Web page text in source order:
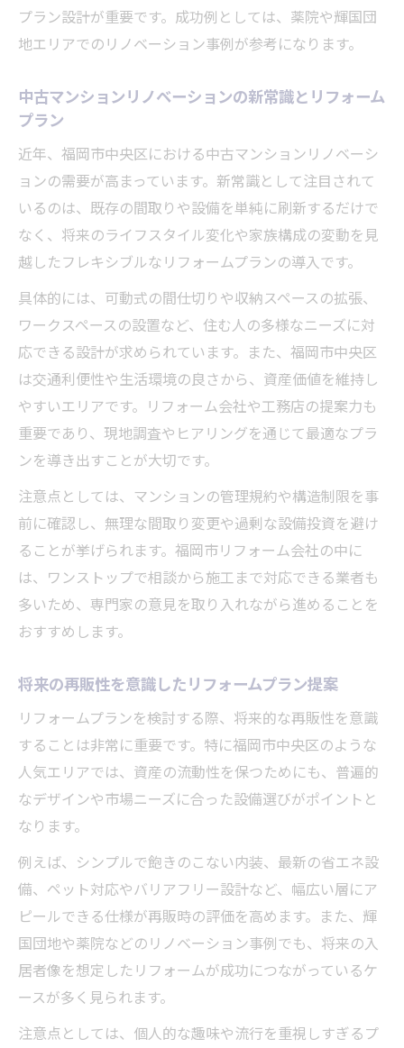
福岡市の中古マンションに合うリフォーム
プラン提案
レードアップ
コツ
リフォームプランで暮らしやすさを実現す
る工夫
性
家族構成に合ったリフォームプランの提案
法
水まわり優先のリフォームプランが快適生
活の鍵
将来を見据えたリフォームプランの立て方
コスト配分で失敗しないリフォームプラン実践
法
リフォームプランで賢くコスト配分するコ
ツ
費用対効果を高めるリフォームプランの選
び方
戦略
フルリノベーションと部分リフォーム比較
のポイント
リフォームプランと費用バランスの最適化
方法
補助金も活用した家づくりの最新アプローチ
補助金とリフォームプランの賢い活用法解
説
最新の補助金制度とリフォームプラン情報
リフォームプランでお得に進める家づくり
の方法
補助金対象工事を取り入れたリフォームプ
ラン
プラン設計が重要です。成功例としては、薬院や輝国団
地エリアでのリノベーション事例が参考になります。
中古マンションリノベーションの新常識とリフォーム
プラン
近年、福岡市中央区における中古マンションリノベーシ
ョンの需要が高まっています。新常識として注目されて
いるのは、既存の間取りや設備を単純に刷新するだけで
なく、将来のライフスタイル変化や家族構成の変動を見
越したフレキシブルなリフォームプランの導入です。
具体的には、可動式の間仕切りや収納スペースの拡張、
ワークスペースの設置など、住む人の多様なニーズに対
応できる設計が求められています。また、福岡市中央区
は交通利便性や生活環境の良さから、資産価値を維持し
やすいエリアです。リフォーム会社や工務店の提案力も
重要であり、現地調査やヒアリングを通じて最適なプラ
ンを導き出すことが大切です。
注意点としては、マンションの管理規約や構造制限を事
前に確認し、無理な間取り変更や過剰な設備投資を避け
ることが挙げられます。福岡市リフォーム会社の中に
は、ワンストップで相談から施工まで対応できる業者も
多いため、専門家の意見を取り入れながら進めることを
おすすめします。
将来の再販性を意識したリフォームプラン提案
リフォームプランを検討する際、将来的な再販性を意識
することは非常に重要です。特に福岡市中央区のような
人気エリアでは、資産の流動性を保つためにも、普遍的
なデザインや市場ニーズに合った設備選びがポイントと
なります。
例えば、シンプルで飽きのこない内装、最新の省エネ設
備、ペット対応やバリアフリー設計など、幅広い層にア
ピールできる仕様が再販時の評価を高めます。また、輝
国団地や薬院などのリノベーション事例でも、将来の入
居者像を想定したリフォームが成功につながっているケ
ースが多く見られます。
注意点としては、個人的な趣味や流行を重視しすぎるプ